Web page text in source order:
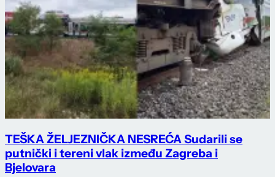
TEŠKA ŽELJEZNIČKA NESREĆA Sudarili se
putnički i tereni vlak između Zagreba i
Bjelovara